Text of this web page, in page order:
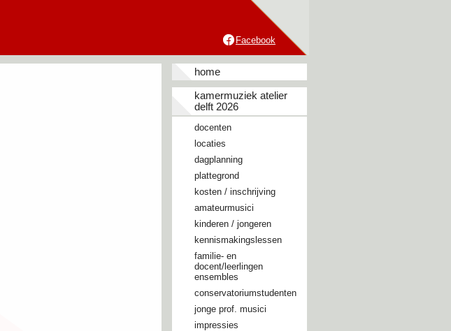
Facebook
home
kamermuziek atelier
delft 2026
docenten
locaties
dagplanning
plattegrond
kosten / inschrijving
amateurmusici
kinderen / jongeren
kennismakingslessen
familie- en
docent/leerlingen
ensembles
conservatoriumstudenten
jonge prof. musici
impressies